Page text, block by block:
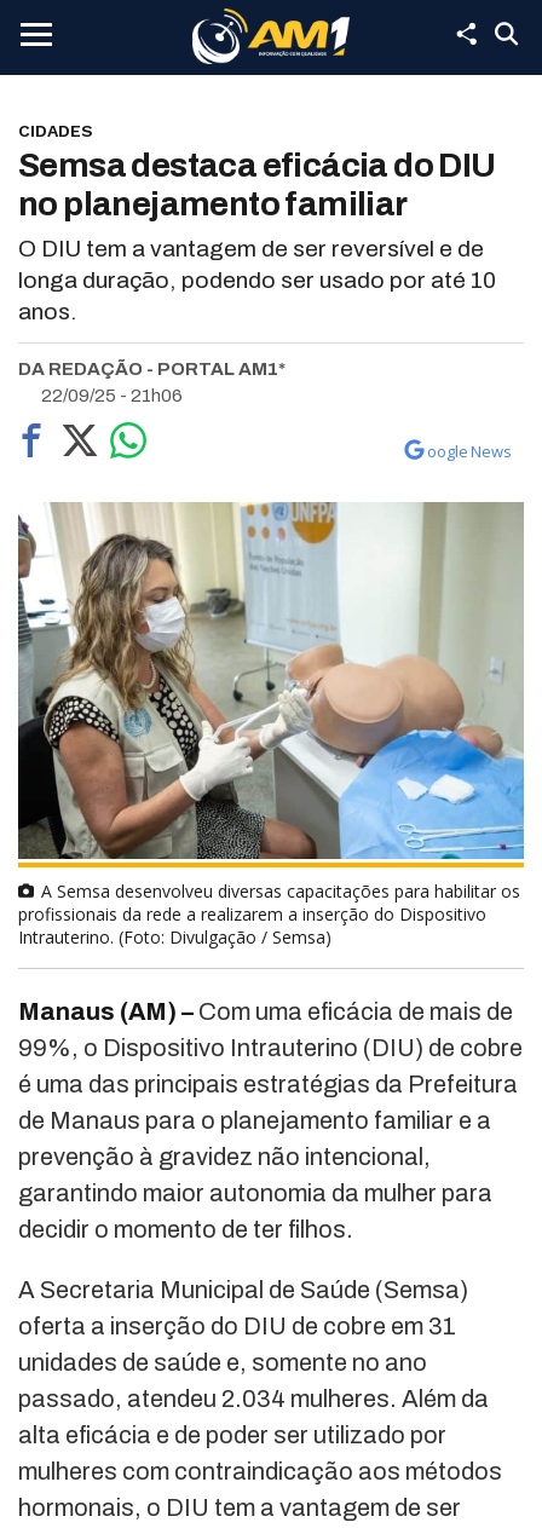
CIDADES
Semsa destaca eficácia do DIU
no planejamento familiar
O DIU tem a vantagem de ser reversível e de
longa duração, podendo ser usado por até 10
anos.
DA REDAÇÃO - PORTAL AM1*
22/09/25 - 21h06
oogle News
A Semsa desenvolveu diversas capacitações para habilitar os
profissionais da rede a realizarem a inserção do Dispositivo
Intrauterino. (Foto: Divulgação / Semsa)
Manaus (AM) – Com uma eficácia de mais de
99%, o Dispositivo Intrauterino (DIU) de cobre
é uma das principais estratégias da Prefeitura
de Manaus para o planejamento familiar e a
prevenção à gravidez não intencional,
garantindo maior autonomia da mulher para
decidir o momento de ter filhos.
A Secretaria Municipal de Saúde (Semsa)
oferta a inserção do DIU de cobre em 31
unidades de saúde e, somente no ano
passado, atendeu 2.034 mulheres. Além da
alta eficácia e de poder ser utilizado por
mulheres com contraindicação aos métodos
hormonais, o DIU tem a vantagem de ser